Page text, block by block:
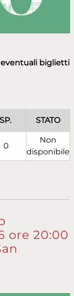
eventuali biglietti
STATO
0
Non
disponibile
ore 20:00